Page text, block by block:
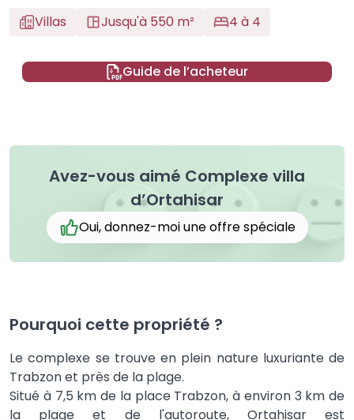
Villas
Jusqu'à 550 m² 4 à 4
Guide de l’acheteur
Avez-vous aimé Complexe villa
d’Ortahisar
Oui, donnez-moi une offre spéciale
Pourquoi cette propriété ?
Le complexe se trouve en plein nature luxuriante de
Trabzon et près de la plage.
Situé à 7,5 km de la place Trabzon, à environ 3 km de
la plage et de l'autoroute, Ortahisar est